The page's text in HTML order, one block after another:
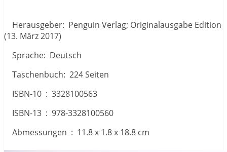
Herausgeber‏: ‎ Penguin Verlag; Originalausgabe Edition
(13. März 2017)
Sprache‏: ‎ Deutsch
Taschenbuch‏: ‎ 224 Seiten
ISBN-10 ‏ : ‎ 3328100563
ISBN-13 ‏ : ‎ 978-3328100560
Abmessungen ‏ : ‎ 11.8 x 1.8 x 18.8 cm